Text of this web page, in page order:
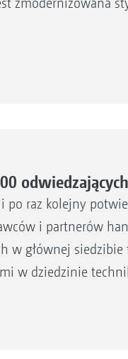
po raz kolejny
i partnerów
w głównej siedzibie
w dziedzinie